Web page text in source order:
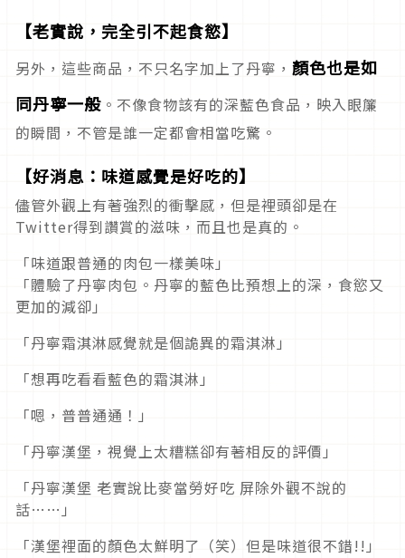
【老實說，完全引不起食慾】
另外，這些商品，不只名字加上了丹寧， 顏色也是如
同丹寧一般 。不像食物該有的深藍色食品，映入眼簾
的瞬間，不管是誰一定都會相當吃驚。
【好消息：味道感覺是好吃的】
儘管外觀上有著強烈的衝擊感，但是裡頭卻是在
Twitter得到讚賞的滋味，而且也是真的。
「味道跟普通的肉包一樣美味」
「體驗了丹寧肉包。丹寧的藍色比預想上的深，食慾又
更加的減卻」
「丹寧霜淇淋感覺就是個詭異的霜淇淋」
「想再吃看看藍色的霜淇淋」
「嗯，普普通通！」
「丹寧漢堡，視覺上太糟糕卻有著相反的評價」
「丹寧漢堡 老實說比麥當勞好吃 屏除外觀不說的
話……」
「漢堡裡面的顏色太鮮明了（笑）但是味道很不錯!!」